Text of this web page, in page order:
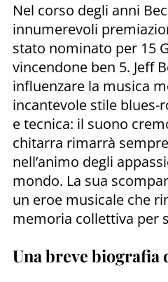
Nel corso degli anni
innumerevoli
stato nominato per 15
vincendone ben 5. Jeff
influenzare la musica
incantevole stile blues-
e tecnica: il suono
chitarra rimarrà
nell’animo degli
mondo. La sua
un eroe musicale che
memoria collettiva per
Una breve biografia